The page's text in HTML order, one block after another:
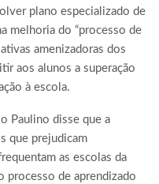
plano especializado de
melhoria do “processo de
amenizadoras dos
aos alunos a superação
à escola.
Paulino disse que a
que prejudicam
as escolas da
processo de aprendizado